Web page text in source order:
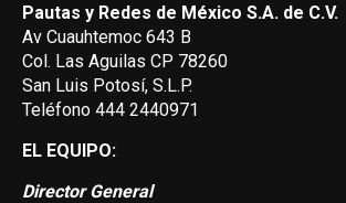
Pautas y Redes de México S.A. de C.V.
Av Cuauhtemoc 643 B
Col. Las Aguilas CP 78260
San Luis Potosí, S.L.P.
Teléfono 444 2440971
EL EQUIPO:
Director General